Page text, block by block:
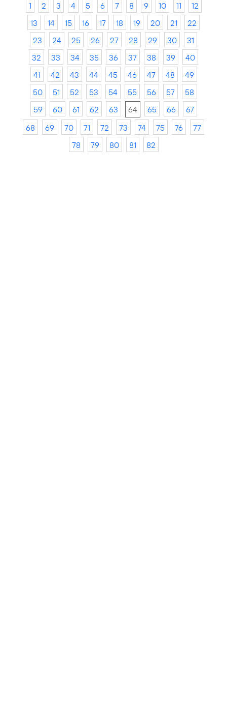
1 2 3 4 5 6 7 8 9 10 11
12
13
14 15 16 17 18 19 20 21
22
23
24 25 26 27 28 29 30
31
32
33 34 35 36 37 38 39
40
41
42 43 44 45 46 47 48
49
50
51 52 53 54 55 56 57
58
59
60 61 62 63 64 65 66
67
68
69 70 71 72 73 74 75 76
77
78
79 80 81 82